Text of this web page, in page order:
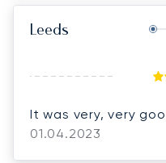
Leeds
It was very, very
01.04.2023